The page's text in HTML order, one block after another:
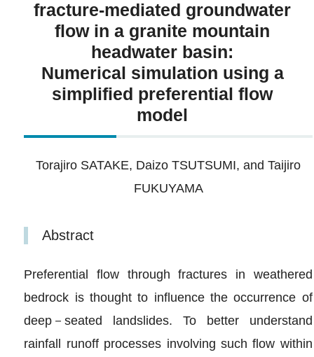
fracture‐mediated groundwater
flow in a granite mountain
headwater basin:
Numerical simulation using a
simplified preferential flow
model
Torajiro SATAKE, Daizo TSUTSUMI, and Taijiro
FUKUYAMA
Abstract
Preferential flow through fractures in weathered
bedrock is thought to influence the occurrence of
deep－seated landslides. To better understand
rainfall runoff processes involving such flow within